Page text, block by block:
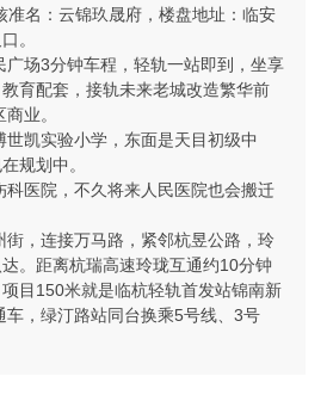
准名：云锦玖晟府，楼盘地址：临安
。
广场3分钟车程，轻轨一站即到，坐享
育配套，接轨未来老城改造繁华前
业。
凯实验小学，东面是天目初级中
规划中。
科医院，不久将来人民医院也会搬迁
，连接万马路，紧邻杭昱公路，玲
。距离杭瑞高速玲珑互通约10分钟
目150米就是临杭轻轨首发站锦南新
，绿汀路站同台换乘5号线、3号